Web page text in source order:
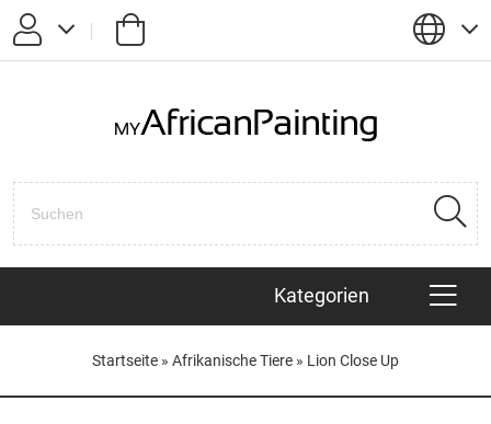
Kategorien
AFRIKANISCHE TIERE
Startseite » Afrikanische Tiere » Lion Close Up